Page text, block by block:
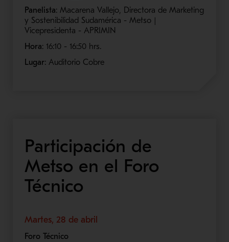
Panelista: Macarena Vallejo, Directora de Marketing
y Sostenibilidad Sudamérica - Metso |
Vicepresidenta - APRIMIN
Hora: 16:10 - 16:50​ hrs.
Lugar: Auditorio Cobre
Participación de
Metso en el Foro
Técnico
Martes, 28 de abril
Foro Técnico